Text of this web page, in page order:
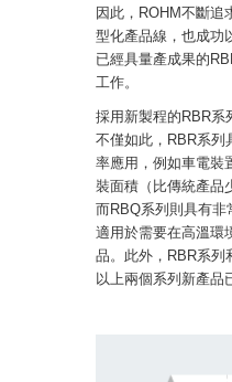
因此，ROHM不斷追
型化產品線，也成功
已經具量產成果的
工作。
採用新製程的RBR系
不僅如此，RBR系列
率應用，例如車電裝
裝面積（比傳統產品
而RBQ系列則具有非
適用於需要在高溫環
品。此外，RBR系列
以上兩個系列新產品